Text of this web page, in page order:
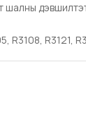
шалны
R3108, R3121,